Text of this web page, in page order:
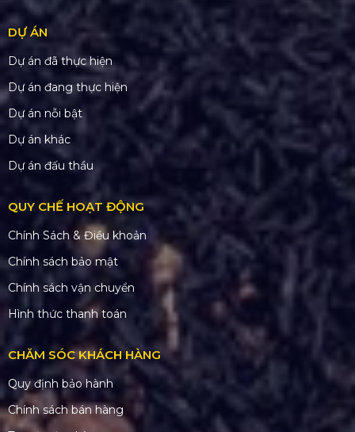
DỰ ÁN
Dự án đã thực hiện
Dự án đang thực hiện
Dự án nỗi bật
Dự án khác
Dự án đấu thầu
QUY CHẾ HOẠT ĐỘNG
Chính Sách & Điều khoản
Chính sách bảo mật
Chính sách vận chuyển
Hình thức thanh toán
CHĂM SÓC KHÁCH HÀNG
Quy định bảo hành
Chính sách bán hàng